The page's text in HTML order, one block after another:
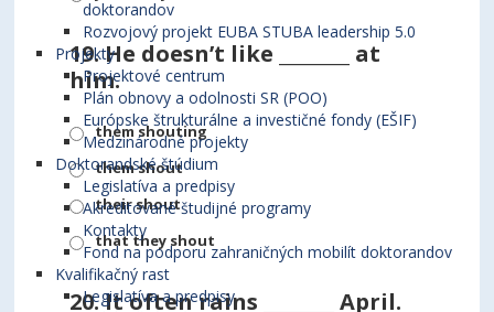
doktorandov
Rozvojový projekt EUBA STUBA leadership 5.0
Projekty
Projektové centrum
Plán obnovy a odolnosti SR (POO)
Európske štrukturálne a investičné fondy (EŠIF)
Medzinárodné projekty
Doktorandské štúdium
Legislatíva a predpisy
Akreditované študijné programy
Kontakty
Fond na podporu zahraničných mobilít doktorandov
Kvalifikačný rast
Legislatíva a predpisy
19.He doesn’t like ________ at
him.
them shouting
them shout
their shout
that they shout
20.It often rains ________ April.